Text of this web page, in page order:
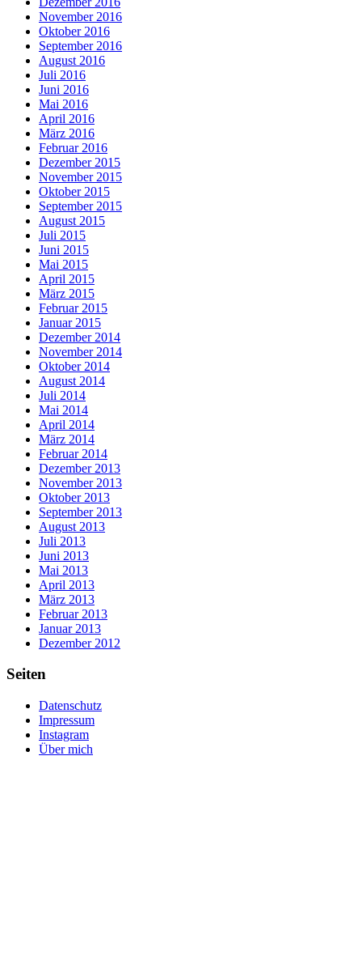
November 2016
Oktober 2016
September 2016
August 2016
Juli 2016
Juni 2016
Mai 2016
April 2016
März 2016
Februar 2016
Dezember 2015
November 2015
Oktober 2015
September 2015
August 2015
Juli 2015
Juni 2015
Mai 2015
April 2015
März 2015
Februar 2015
Januar 2015
Dezember 2014
November 2014
Oktober 2014
August 2014
Juli 2014
Mai 2014
April 2014
März 2014
Februar 2014
Dezember 2013
November 2013
Oktober 2013
September 2013
August 2013
Juli 2013
Juni 2013
Mai 2013
April 2013
März 2013
Februar 2013
Januar 2013
Dezember 2012
Seiten
Datenschutz
Impressum
Instagram
Über mich